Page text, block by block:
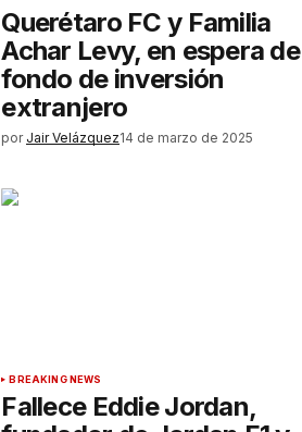
Querétaro FC y Familia
Achar Levy, en espera de
fondo de inversión
extranjero
por Jair Velázquez14 de marzo de 2025
BREAKING NEWS
Fallece Eddie Jordan,